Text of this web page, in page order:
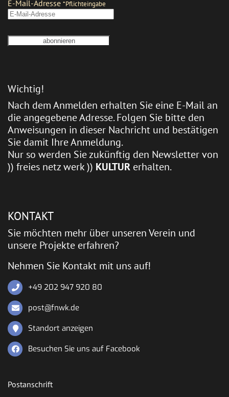
Wichtig!
Nach dem Anmelden erhalten Sie eine E-Mail an
die angegebene Adresse. Folgen Sie bitte den
Anweisungen in dieser Nachricht und bestätigen
Sie damit Ihre Anmeldung.
Nur so werden Sie zukünftig den Newsletter von
)) freies netz werk )) KULTUR erhalten.
KONTAKT
Sie möchten mehr über unseren Verein und
unsere Projekte erfahren?
Nehmen Sie Kontakt mit uns auf!
+49 202 947 920 80
post@fnwk.de
Standort anzeigen
Besuchen Sie uns auf Facebook
Postanschrift